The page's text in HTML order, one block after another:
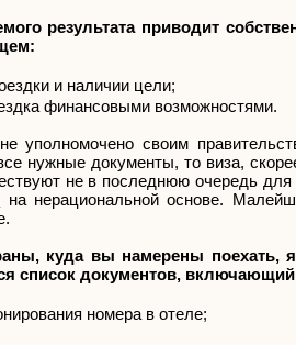
результата приводит
и наличии цели;
финансовыми возможностями.
уполномочено своим
нужные документы, то виза,
не в последнюю очередь
на нерациональной основе.
куда вы намерены поехать,
список документов,
номера в отеле;